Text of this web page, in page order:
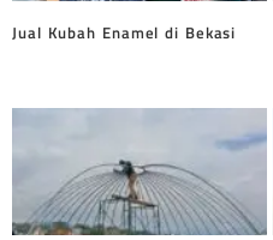
Jual Kubah Enamel di Bekasi